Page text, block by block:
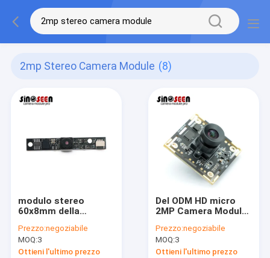
2mp Stereo Camera Module (8)
modulo stereo
60x8mm della
fotografica di 720P
1080P con il sensore
di Himax HM2056
Prezzo:negoziabile
MOQ:3
Ottieni l'ultimo prezzo
Del ODM HD micro
2MP Camera Module
BG0806 sensore di
stereotipia
Prezzo:negoziabile
MOQ:3
Ottieni l'ultimo prezzo